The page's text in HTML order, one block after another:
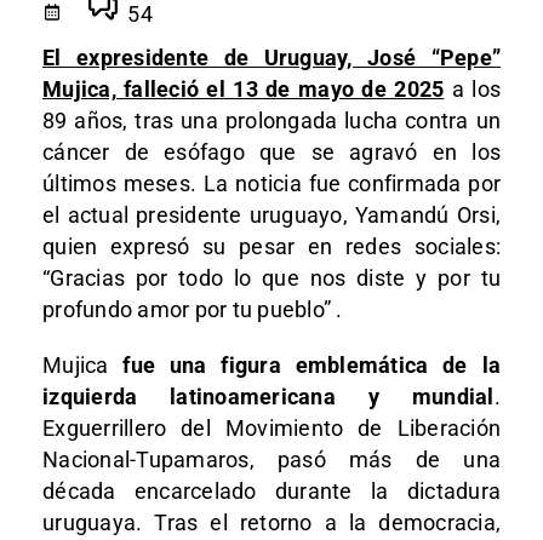
54
El expresidente de Uruguay, José “Pepe”
Mujica, falleció el 13 de mayo de 2025 a los
89 años, tras una prolongada lucha contra un
cáncer de esófago que se agravó en los
últimos meses. La noticia fue confirmada por
el actual presidente uruguayo, Yamandú Orsi,
quien expresó su pesar en redes sociales:
“Gracias por todo lo que nos diste y por tu
profundo amor por tu pueblo” .
Mujicafue una figura emblemática de la
izquierda latinoamericana y mundial .
Exguerrillero del Movimiento de Liberación
Nacional-Tupamaros, pasó más de una
década encarcelado durante la dictadura
uruguaya. Tras el retorno a la democracia,